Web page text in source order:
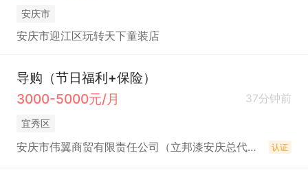
安庆市
安庆市迎江区玩转天下童装店
导购（节日福利+保险）
3000-5000元/月
37分钟前
宜秀区
安庆市伟翼商贸有限责任公司（立邦漆安庆总代理） 认证